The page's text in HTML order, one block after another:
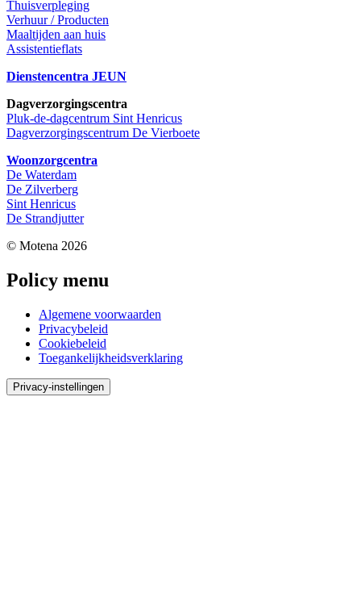
Thuisverpleging
Verhuur / Producten
Maaltijden aan huis
Assistentieflats
Dienstencentra JEUN
Dagverzorgingscentra
Pluk-de-dagcentrum Sint Henricus
Dagverzorgingscentrum De Vierboete
Woonzorgcentra
De Waterdam
De Zilverberg
Sint Henricus
De Strandjutter
© Motena 2026
Policy menu
Algemene voorwaarden
Privacybeleid
Cookiebeleid
Toegankelijkheidsverklaring
Privacy-instellingen